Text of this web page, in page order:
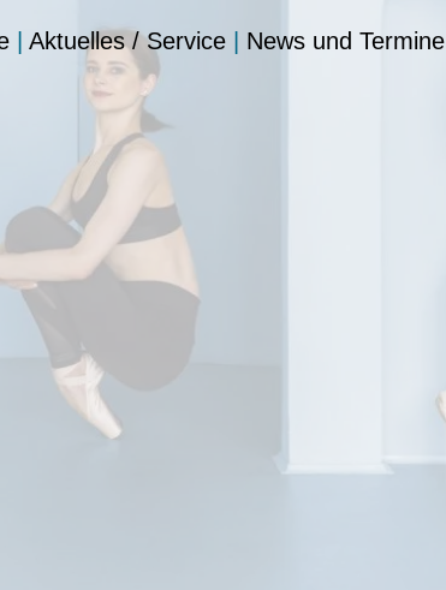
| Aktuelles / Service| News und Termine